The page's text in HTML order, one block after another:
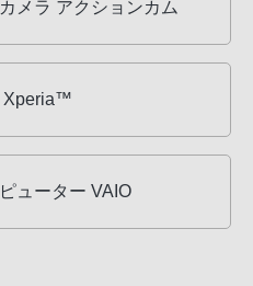
メラ アクションカム
Xperia™
ューター VAIO